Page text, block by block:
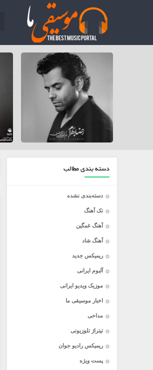
دسته بندی مطالب
دسته‌بندی نشده
تک آهنگ
آهنگ غمگین
آهنگ شاد
ریمیکس جدید
آلبوم ایرانی
موزیک ویدیو ایرانی
اخبار موسیقی ما
مداحی
تیتراژ تلوزیونی
ریمیکس رادیو جوان
پست ویژه